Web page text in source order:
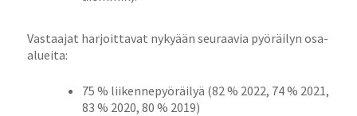
Vastaajat harjoittavat nykyään seuraavia pyöräilyn osa-
alueita:
75 % liikennepyöräilyä (82 % 2022, 74 % 2021,
83 % 2020, 80 % 2019)